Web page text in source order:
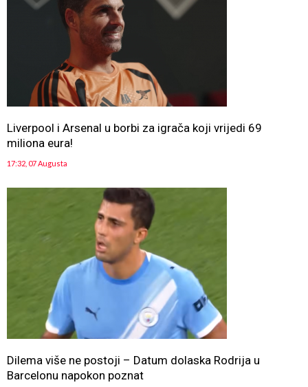
Liverpool i Arsenal u borbi za igrača koji vrijedi 69
miliona eura!
17:32, 07 Augusta
Dilema više ne postoji – Datum dolaska Rodrija u
Barcelonu napokon poznat